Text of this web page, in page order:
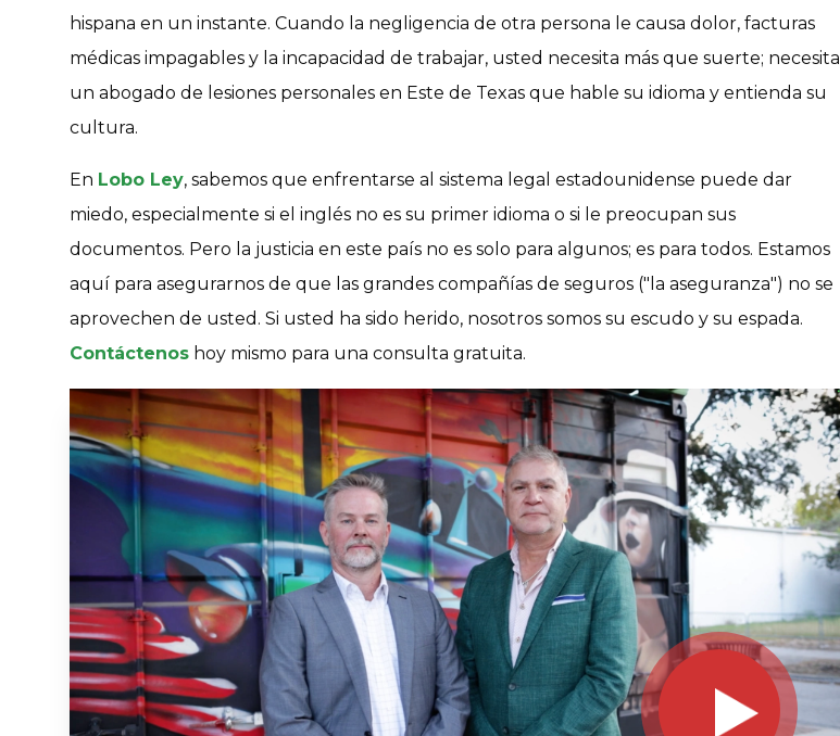
hispana en un instante. Cuando la negligencia de otra persona le causa dolor, facturas
médicas impagables y la incapacidad de trabajar, usted necesita más que suerte; necesita
un abogado de lesiones personales en Este de Texas que hable su idioma y entienda su
cultura.
En Lobo Ley, sabemos que enfrentarse al sistema legal estadounidense puede dar
miedo, especialmente si el inglés no es su primer idioma o si le preocupan sus
documentos. Pero la justicia en este país no es solo para algunos; es para todos. Estamos
aquí para asegurarnos de que las grandes compañías de seguros ("la aseguranza") no se
aprovechen de usted. Si usted ha sido herido, nosotros somos su escudo y su espada.
Contáctenos hoy mismo para una consulta gratuita.